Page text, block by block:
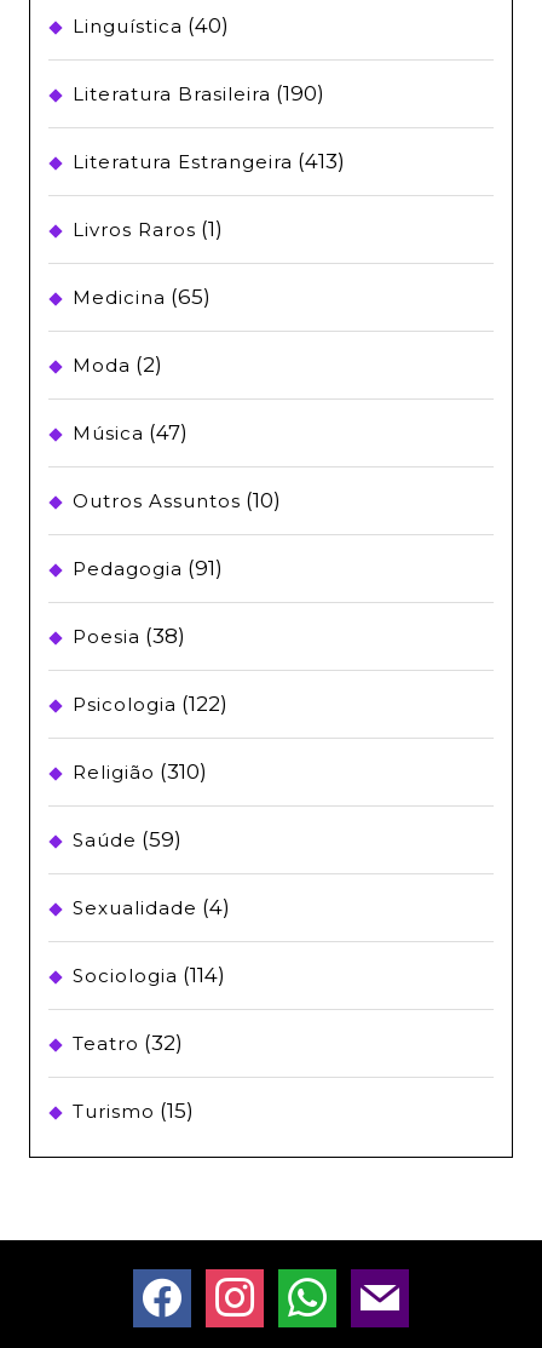
Linguística (40)
Literatura Brasileira (190)
Literatura Estrangeira (413)
Livros Raros (1)
Medicina (65)
Moda (2)
Música (47)
Outros Assuntos (10)
Pedagogia (91)
Poesia (38)
Psicologia (122)
Religião (310)
Saúde (59)
Sexualidade (4)
Sociologia (114)
Teatro (32)
Turismo (15)
facebookinstagramwhatsappmail